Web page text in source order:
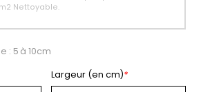
Nettoyable.
: 5 à 10cm
Largeur (en cm)*